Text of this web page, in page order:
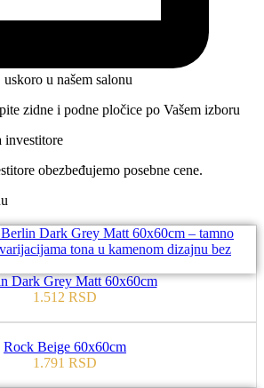
u našem salonu
zidne i podne pločice po Vašem izboru
investitore
obezbeđujemo posebne cene.
Dark Grey Matt 60x60cm
1.512 RSD
Rock Beige 60x60cm
1.791 RSD